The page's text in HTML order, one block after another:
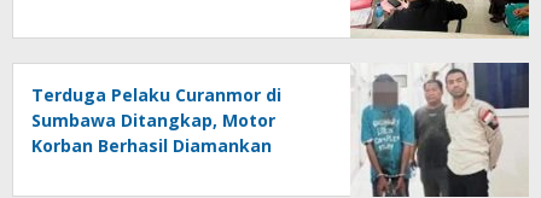
Terduga Pelaku Curanmor di
Sumbawa Ditangkap, Motor
Korban Berhasil Diamankan